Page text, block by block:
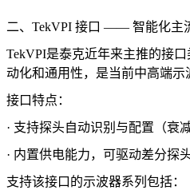
二、TekVPI 接口 —— 智能化主
TekVPI是泰克近年来主推的接
动化和通用性，是当前中高端示
接口特点：
· 支持探头自动识别与配置（衰
· 内置供电能力，可驱动差分探
支持该接口的示波器系列包括：